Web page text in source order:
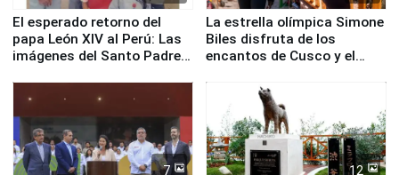
El esperado retorno del
papa León XIV al Perú: Las
imágenes del Santo Padre
La estrella olímpica Simone
Biles disfruta de los
encantos de Cusco y el
7 12